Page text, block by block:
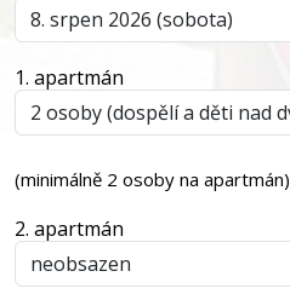
1. apartmán
(minimálně 2 osoby na apartmán)
2. apartmán